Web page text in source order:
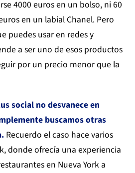
4000 euros en un bolso, ni 60
en un labial Chanel. Pero
puedes usar en redes y
a ser uno de esos productos
por un precio menor que la
social no desvanece en
buscamos otras
Recuerdo el caso hace varios
donde ofrecía una experiencia
en Nueva York a